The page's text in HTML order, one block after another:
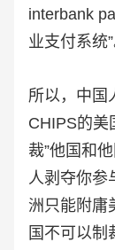
interbank
业支付系统”
所以，中国
CHIPS的美
裁”他国和
人剥夺你参
洲只能附庸
国不可以制